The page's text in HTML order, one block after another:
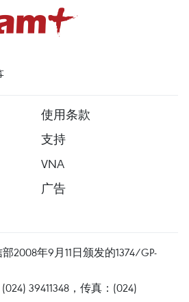
使用条款
支持
VNA
广告
2008年9月11日颁发的1374/GP-
39411348，传真：(024)